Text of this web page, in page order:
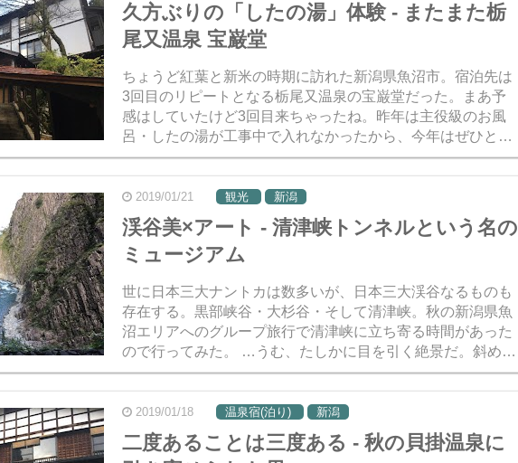
久方ぶりの「したの湯」体験 - またまた栃
尾又温泉 宝巌堂
ちょうど紅葉と新米の時期に訪れた新潟県魚沼市。宿泊先は
3回目のリピートとなる栃尾又温泉の宝巌堂だった。まあ予
感はしていたけど3回目来ちゃったね。昨年は主役級のお風
呂・したの湯が工事中で入れなかったから、今年はぜひとも
堪能したいと乗り込んだ。 うーん、やっぱりいいですね
え。...
2019/01/21 観光 新潟
渓谷美×アート - 清津峡トンネルという名の
ミュージアム
世に日本三大ナントカは数多いが、日本三大渓谷なるものも
存在する。黒部峡谷・大杉谷・そして清津峡。秋の新潟県魚
沼エリアへのグループ旅行で清津峡に立ち寄る時間があった
ので行ってみた。 …うむ、たしかに目を引く絶景だ。斜め模
様の岩がなんともいえない。加えてトンネル内を歩きなが
ら...
2019/01/18 温泉宿(泊り) 新潟
二度あることは三度ある - 秋の貝掛温泉に